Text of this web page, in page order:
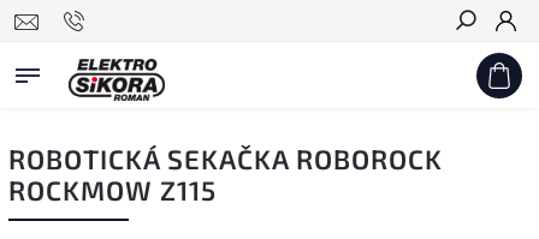
Hledat
ROBOTICKÁ SEKAČKA ROBOROCK
ROCKMOW Z115